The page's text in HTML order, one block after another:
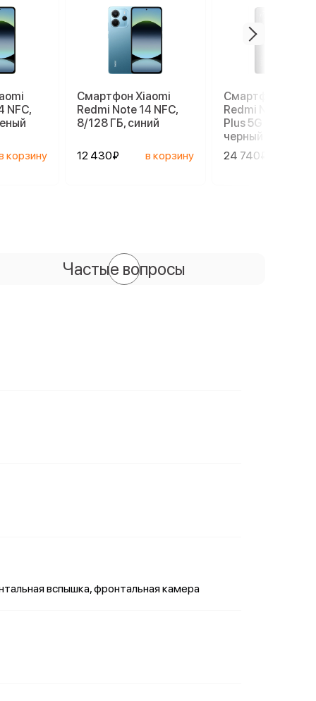
NFC,
корзину
Смартфон Xiaomi
Redmi Note 14 NFC,
8/128 ГБ, синий
12 430₽ в корзину
Смартфон
Redmi Note 14
Plus 5G 8/256 ГБ,
черный
24 740₽
Частые вопросы
вспышка, фронтальная камера